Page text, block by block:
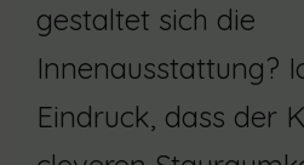
gestaltet sich die
Innenausstattung?
Eindruck, dass der